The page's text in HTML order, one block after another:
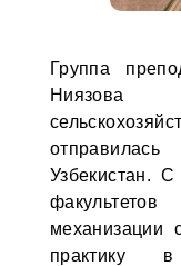
Группа
Узбекистан.
механизации
практику в